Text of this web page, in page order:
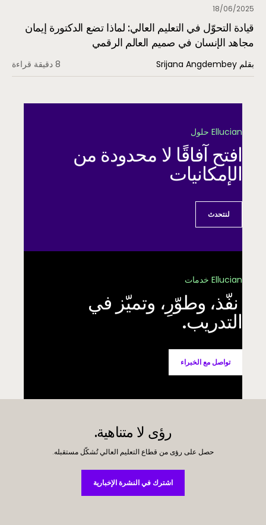
18/06/2025
قيادة التحوّل في التعليم العالي: لماذا تضع الدكتورة إيمان
مجاهد الإنسان في صميم العالم الرقمي
بقلم Srijana Angdembey
Ellucian حلول
افتح آفاقًا لا محدودة من
الإمكانيات
لنتحدث
Ellucian خدمات
‏ نفّذ، وطوّرِ، وتميّز في
التدريب.
تواصل مع الخبراء
رؤى لا متناهية.
حصل على رؤى من قطاع التعليم العالي تُشكّل مستقبله.
اشترك في النشرة الإخبارية
اشترك في النشرة الإخبارية